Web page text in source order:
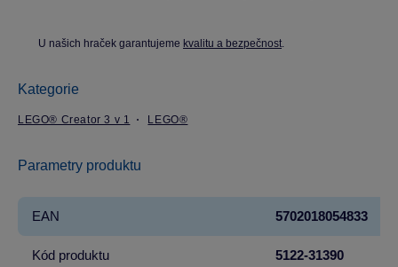
U našich hraček garantujeme kvalitu a bezpečnost
Kategorie
LEGO® Creator 3 v 1 LEGO®
Parametry produktu
EAN 5702018054833
Kód produktu 5122-31390